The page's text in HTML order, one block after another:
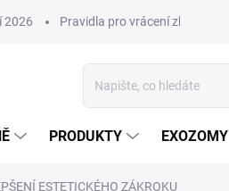
2026 Pravidla pro vrácení zboží a
PRODUKTY EXOZOMY
ESTETICKÉHO ZÁKROKU